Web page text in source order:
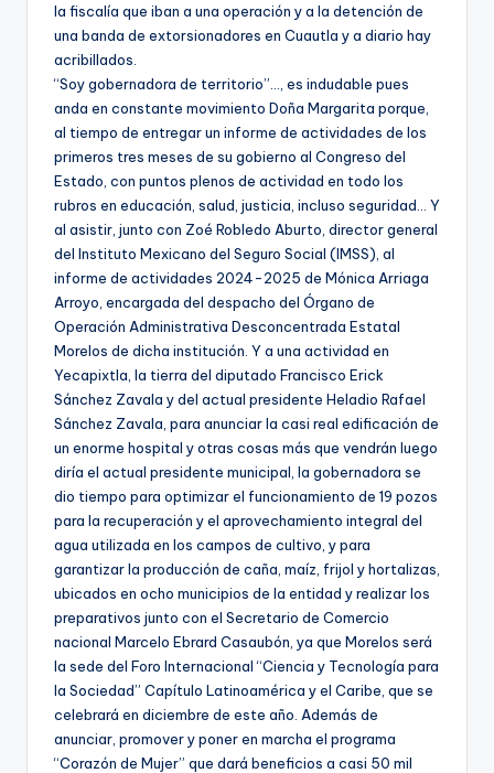
la fiscalía que iban a una operación y a la detención de
una banda de extorsionadores en Cuautla y a diario hay
acribillados.
“Soy gobernadora de territorio”…, es indudable pues
anda en constante movimiento Doña Margarita porque,
al tiempo de entregar un informe de actividades de los
primeros tres meses de su gobierno al Congreso del
Estado, con puntos plenos de actividad en todo los
rubros en educación, salud, justicia, incluso seguridad… Y
al asistir, junto con Zoé Robledo Aburto, director general
del Instituto Mexicano del Seguro Social (IMSS), al
informe de actividades 2024-2025 de Mónica Arriaga
Arroyo, encargada del despacho del Órgano de
Operación Administrativa Desconcentrada Estatal
Morelos de dicha institución. Y a una actividad en
Yecapixtla, la tierra del diputado Francisco Erick
Sánchez Zavala y del actual presidente Heladio Rafael
Sánchez Zavala, para anunciar la casi real edificación de
un enorme hospital y otras cosas más que vendrán luego
diría el actual presidente municipal, la gobernadora se
dio tiempo para optimizar el funcionamiento de 19 pozos
para la recuperación y el aprovechamiento integral del
agua utilizada en los campos de cultivo, y para
garantizar la producción de caña, maíz, frijol y hortalizas,
ubicados en ocho municipios de la entidad y realizar los
preparativos junto con el Secretario de Comercio
nacional Marcelo Ebrard Casaubón, ya que Morelos será
la sede del Foro Internacional “Ciencia y Tecnología para
la Sociedad” Capítulo Latinoamérica y el Caribe, que se
celebrará en diciembre de este año. Además de
anunciar, promover y poner en marcha el programa
“Corazón de Mujer” que dará beneficios a casi 50 mil